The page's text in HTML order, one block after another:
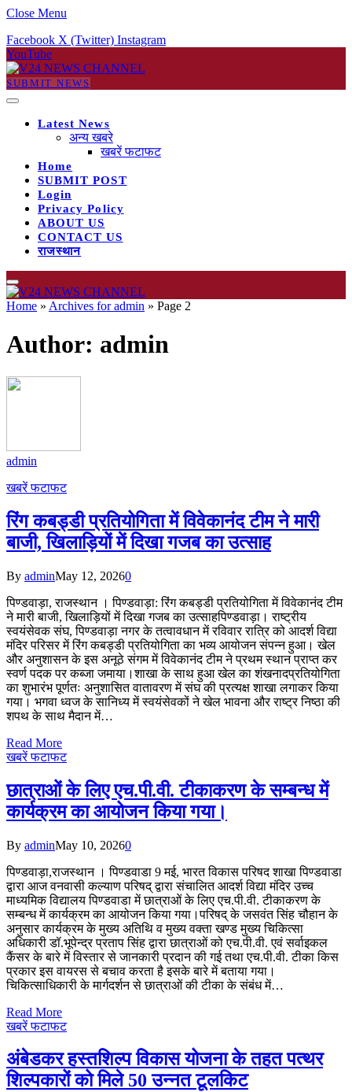
Close Menu
Facebook X (Twitter) Instagram
YouTube
SUBMIT NEWS
Latest News
अन्य खबरे
खबरें फटाफट
Home
SUBMIT POST
Login
Privacy Policy
ABOUT US
CONTACT US
राजस्थान
Home » Archives for admin » Page 2
Author: admin
admin
खबरें फटाफट
रिंग कबड्डी प्रतियोगिता में विवेकानंद टीम ने मारी
बाजी, खिलाड़ियों में दिखा गजब का उत्साह
By adminMay 12, 20260
पिण्डवाड़ा, राजस्थान । पिण्डवाड़ा: रिंग कबड्डी प्रतियोगिता में विवेकानंद टीम
ने मारी बाजी, खिलाड़ियों में दिखा गजब का उत्साह​पिण्डवाड़ा। राष्ट्रीय
स्वयंसेवक संघ, पिण्डवाड़ा नगर के तत्वावधान में रविवार रात्रि को आदर्श विद्या
मंदिर परिसर में रिंग कबड्डी प्रतियोगिता का भव्य आयोजन संपन्न हुआ। खेल
और अनुशासन के इस अनूठे संगम में विवेकानंद टीम ने प्रथम स्थान प्राप्त कर
स्वर्ण पदक पर कब्जा जमाया।​शाखा के साथ हुआ खेल का शंखनाद​प्रतियोगिता
का शुभारंभ पूर्णतः अनुशासित वातावरण में संघ की प्रत्यक्ष शाखा लगाकर किया
गया। भगवा ध्वज के सानिध्य में स्वयंसेवकों ने खेल भावना और राष्ट्र निष्ठा की
शपथ के साथ मैदान में…
Read More
खबरें फटाफट
छात्राओं के लिए एच.पी.वी. टीकाकरण के सम्बन्ध में
कार्यक्रम का आयोजन किया गया।
By adminMay 10, 20260
पिण्डवाड़ा,राजस्थान । पिण्डवाडा 9 मई, भारत विकास परिषद शाखा पिण्डवाडा
द्वारा आज वनवासी कल्याण परिषद् द्वारा संचालित आदर्श विद्या मंदिर उच्च
माध्यमिक विद्यालय पिण्डवाडा में छात्राओं के लिए एच.पी.वी. टीकाकरण के
सम्बन्ध में कार्यक्रम का आयोजन किया गया।परिषद् के जसवंत सिंह चौहान के
अनुसार कार्यक्रम के मुख्य अतिथि व मुख्य वक्ता खण्ड मुख्य चिकित्सा
अधिकारी डॉ.भूपेन्द्र प्रताप सिंह द्वारा छात्राओं को एच.पी.वी. एवं सर्वाइकल
कैंसर के बारे में विस्तार से जानकारी प्रदान की गई तथा एच.पी.वी. टीका किस
प्रकार इस वायरस से बचाव‌ करता है इसके बारे में बताया गया।
चिकित्साधिकारी के मार्गदर्शन से छात्राओं की टीका के संबंध में…
Read More
खबरें फटाफट
अंबेडकर हस्तशिल्प विकास योजना के तहत पत्थर
शिल्पकारों को मिले 50 उन्नत टूलकिट